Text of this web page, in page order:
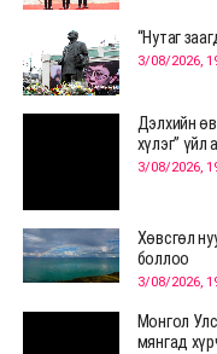
“Нутаг
3/08/2026,
Дэлхийн
хүлэг” үйл
3/08/2026,
Хөвсгөл
боллоо
3/08/2026,
Монгол
мянгад